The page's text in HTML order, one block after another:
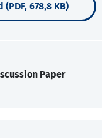
678,8 KB)
Paper